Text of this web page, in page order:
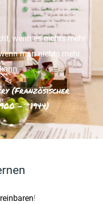
wenn es nichts mehr
man nichts mehr
(Französischer
- †1944)
!